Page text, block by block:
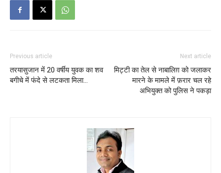
Previous article
तरयासुजान में 20 वर्षीय युवक का शव
बगीचे में फंदे से लटकता मिला…
Next article
मिट्टी का तेल से नाबालिग़ को जलाकर
मारने के मामले में फ़रार चल रहे
अभियुक्त को पुलिस ने पकड़ा